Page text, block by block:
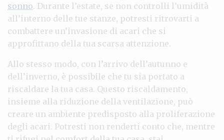
sonno. Durante l’estate, se non controlli l’umidità
all’interno delle tue stanze, potresti ritrovarti a
combattere un’invasione di acari che si
approfittano della tua scarsa attenzione.
Allo stesso modo, con l’arrivo dell’autunno e
dell’inverno, è possibile che tu sia portato a
riscaldare la tua casa. Questo riscaldamento,
insieme alla riduzione della ventilazione, può
creare un ambiente predisposto alla proliferazione
degli acari. Potresti non renderti conto che, mentre